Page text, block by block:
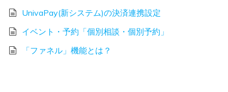
UnivaPay(新システム)の決済連携設定
イベント・予約「個別相談・個別予約」
「ファネル」機能とは？